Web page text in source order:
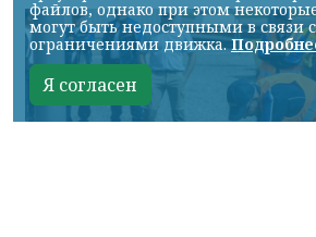
файлов, однако при этом
могут быть недоступными в связи
ограничениями движка.
Я согласен